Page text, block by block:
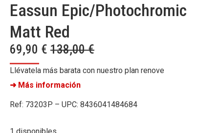
Eassun Epic/Photochromic
Matt Red
69,90 € 138,00€
Llévatela más barata con nuestro plan renove
➜ Más información
Ref: 73203P – UPC: 8436041484684